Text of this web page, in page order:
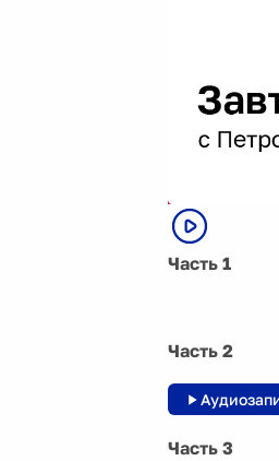
Часть 1
Часть 2
Часть 3